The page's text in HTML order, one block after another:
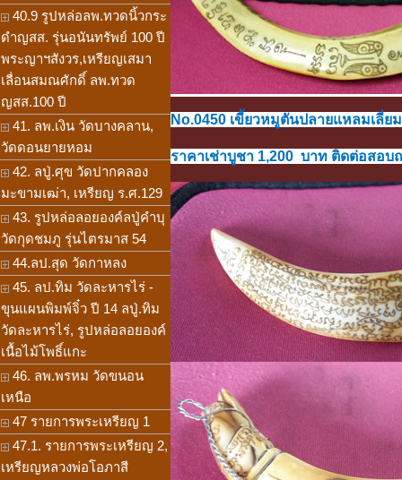
40.9 รูปหล่อลพ.ทวดนิ้วกระ
ดำญสส. รุ่นอนันทรัพย์ 100 ปี
พระญาฯสังวร,เหรียญเสมา
เลื่อนสมณศักดิ์ ลพ.ทวด
ญสส.100 ปี
41. ลพ.เงิน วัดบางคลาน,
วัดดอนยายหอม
42. ลปู่.ศุข วัดปากคลอง
มะขามเฒ่า, เหรียญ ร.ศ.129
43. รูปหล่อลอยองค์ลปู่คำบุ
วัดกุดชมภู รุ่นไตรมาส 54
44.ลป.สุด วัดกาหลง
45. ลป.ทิม วัดละหารไร่ -
ขุนแผนพิมพ์จิ๋ว ปี 14 ลปู่.ทิม
วัดละหารไร่, รูปหล่อลอยองค์
เนื้อไม้โพธิ์แกะ
46. ลพ.พรหม วัดขนอน
เหนือ
47 รายการพระเหรียญ 1
47.1. รายการพระเหรียญ 2,
เหรียญหลวงพ่อโอภาสี
No.0450 เขี้ยวหมูตันปลายแหลมเลี่ย
ราคาเช่าบูชา 1,200 บาท ติดต่อสอบ